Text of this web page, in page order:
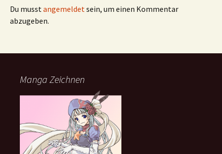
Du musst angemeldet sein, um einen Kommentar
abzugeben.
Manga Zeichnen